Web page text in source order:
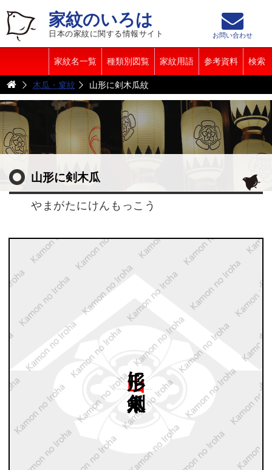
家紋のいろは
日本の家紋に関する情報サイト
家紋名一覧 種類別図覧 家紋用語 参考資料 検索
お問い合わせ
木瓜・窠紋 山形に剣木瓜紋
山形に剣木瓜
やまがたにけんもっこう
剣木瓜